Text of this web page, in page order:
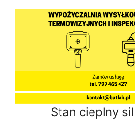
Stan cieplny